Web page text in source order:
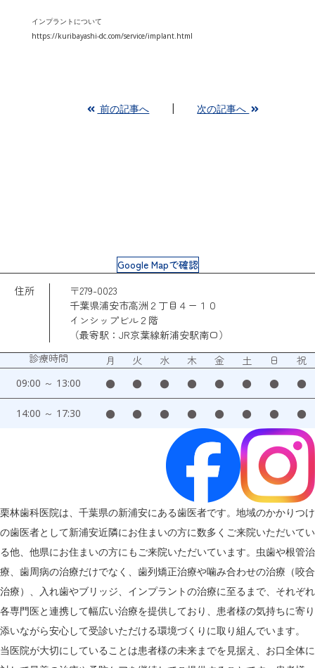
インプラントについて
https://kuribayashi-dc.com/service/implant.html
前の記事へ 次の記事へ
Google Mapで確認
住所
〒279-0023
千葉県浦安市高洲２丁目４ー１０
インシップビル２階
（最寄駅：JR京葉線新浦安駅南口）
診療時間
月 火 水 木 金 土 日 祝
09:00 ～ 13:00 ● ● ● ● ● ● ● ●
14:00 ～ 17:30 ● ● ● ● ● ● ● ●
栗林歯科医院は、千葉県の新浦安にある歯医者です。地域のかかりつけ
の歯医者として新浦安近隣にお住まいの方に数多くご来院いただいてい
る他、他県にお住まいの方にもご来院いただいています。虫歯や根管治
療、歯周病の治療だけでなく、歯列矯正治療や噛み合わせの治療（咬合
治療）、入れ歯やブリッジ、インプラントの治療に至るまで、それぞれ
各専門医と連携して幅広い治療を提供しており、患者様の気持ちに寄り
添いながら安心して受診いただける環境づくりに取り組んでいます。
当医院が大切にしていることは患者様の未来までを見据え、お口全体に